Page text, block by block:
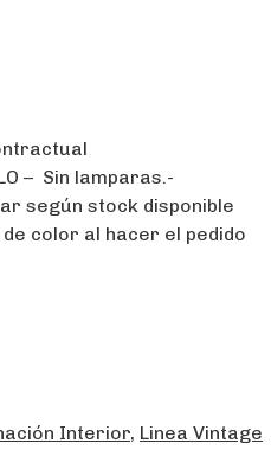
– Sin lamparas.-
según stock disponible
color al hacer el pedido
Interior, Linea Vintage